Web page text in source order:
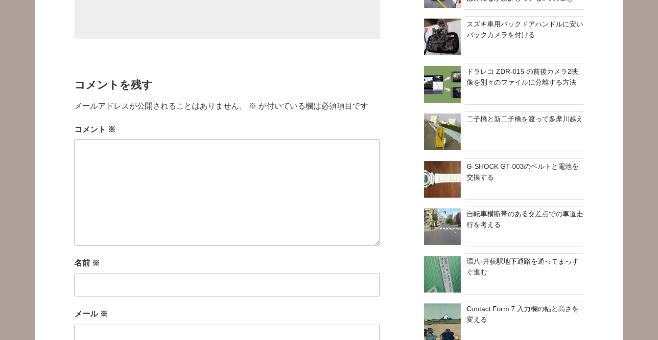
コメントを残す
メールアドレスが公開されることはありません。 ※ が付いている欄は必須項目です
コメント ※
名前 ※
メール ※
スズキ車用バックドアハンドルに安い
バックカメラを付ける
ドラレコ ZDR-015 の前後カメラ2映
像を別々のファイルに分離する方法
二子橋と新二子橋を渡って多摩川越え
G-SHOCK GT-003のベルトと電池を
交換する
自転車横断帯のある交差点での車道走
行を考える
環八-井荻駅地下通路を通ってまっす
ぐ進む
Contact Form 7 入力欄の幅と高さを
変える